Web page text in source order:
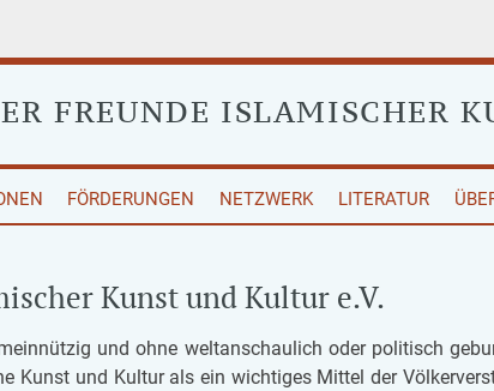
FREUNDE ISLAMISCHER
FÖRDERUNGEN NETZWERK LITERATUR
Kunst und Kultur e.V.
und ohne welt­an­schau­lich oder po­li­tisch
Kunst und Kul­tur als ein wich­ti­ges Mit­tel der